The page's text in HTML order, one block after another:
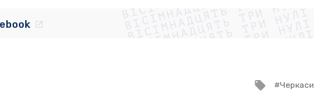
ВІСІМНАДЦЯТЬ ТРИ НУЛІ
ВІСІМНАДЦЯТЬ ТРИ НУЛІ
ВІСІМНАДЦЯТЬ ТРИ НУЛІ
ВІСІМНАДЦЯТЬ ТРИ НУЛІ
ВІСІМНАДЦЯТЬ ТРИ НУЛІ
ВІСІМНАДЦЯТЬ ТРИ НУЛІ
Tagged
Черкаси